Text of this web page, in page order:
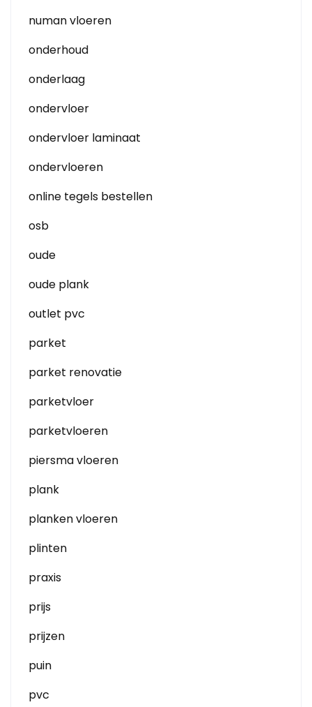
numan vloeren
onderhoud
onderlaag
ondervloer
ondervloer laminaat
ondervloeren
online tegels bestellen
osb
oude
oude plank
outlet pvc
parket
parket renovatie
parketvloer
parketvloeren
piersma vloeren
plank
planken vloeren
plinten
praxis
prijs
prijzen
puin
pvc